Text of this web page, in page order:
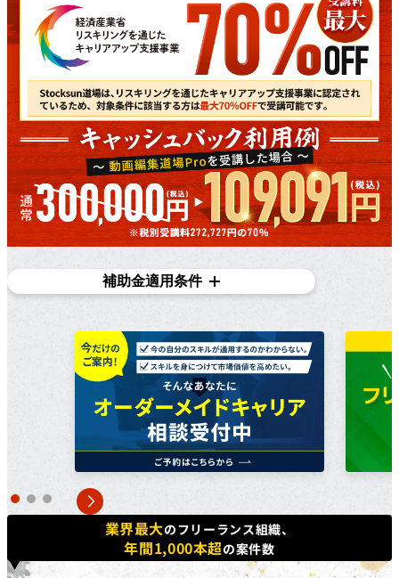
補助金適用条件
対象条件
在職者であり、​雇用主の​変更を​伴う​転職を​目指している
方で​あれば、​正社員、​契約・派遣社員、​パートや​アルバ
イトの​方など、​幅広く​ご利用いただけます。詳しくは無
料個別相談にてご相談ください。
対象コース
キャッシュバックを​受けられる​コースは​「動画編集道場
Pro」​「広告運用道場」​「TechElite」​「LINE道場」
「動画デザイン道場」「YouTubeディレクター道場」
「LPO道場」「SNSデザイン道場」​です。
業界最大のフリーランス組織、
年間1,000本超の案件数